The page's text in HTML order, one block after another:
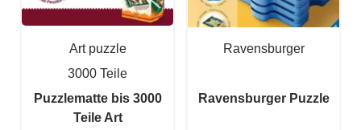
Art puzzle
3000 Teile
Puzzlematte bis 3000
Teile Art
Ravensburger
Ravensburger Puzzle